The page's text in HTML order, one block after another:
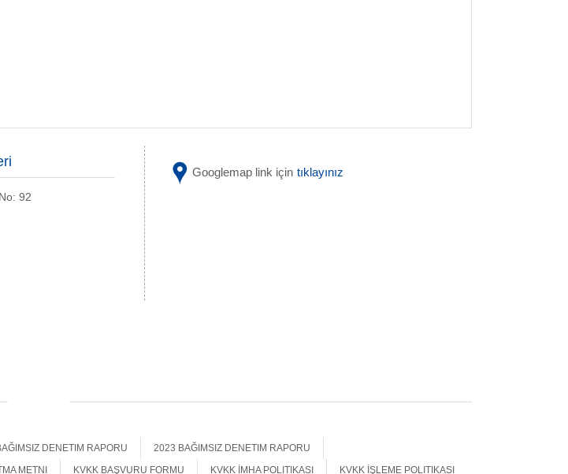
92
Googlemap link için tıklayınız
DENETIM RAPORU
2023 BAĞIMSIZ DENETIM RAPORU
METNI KVKK BAŞVURU FORMU KVKK İMHA POLITIKASI KVKK İŞLEME POLITIKASI